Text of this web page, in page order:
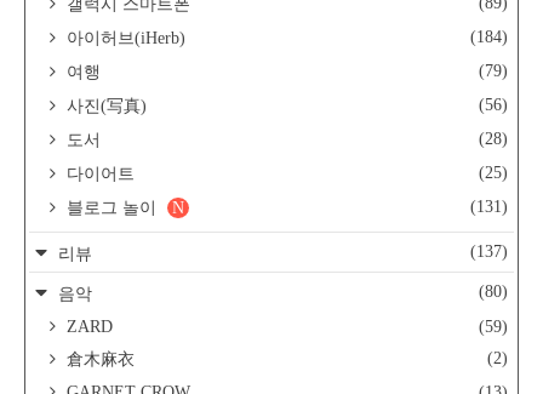
갤럭시 스마트폰
아이허브(iHerb)
(184)
여행
(79)
사진(写真)
(56)
도서
(28)
다이어트
(25)
블로그 놀이
(131)
N
리뷰 (137)
음악
(80)
ZARD
(59)
倉木麻衣
(2)